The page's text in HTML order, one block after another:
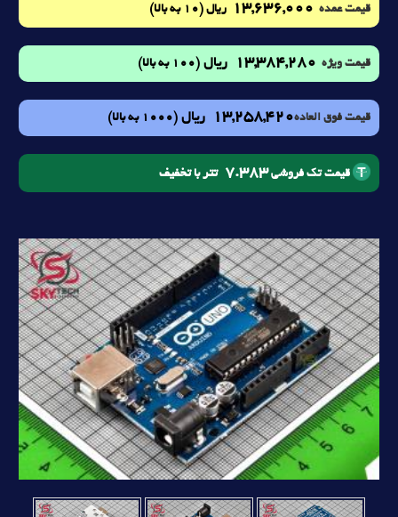
قیمت عمده 13,636,000 ریال (10 به بالا)
قیمت ویژه 13,384,280 ریال (100 به بالا)
قیمت فوق العاده13,258,420 ریال (1000 به بالا)
قیمت تک فروشی7.383 تتر با تخفیف